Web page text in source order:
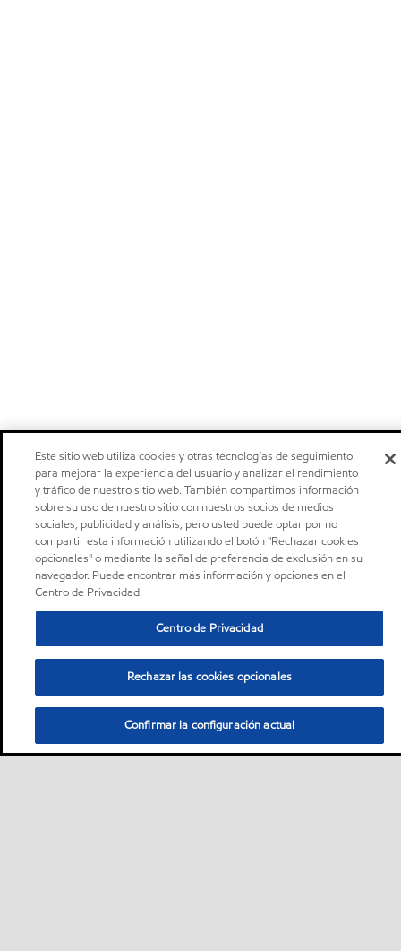
Este sitio web utiliza cookies y otras tecnologías de seguimiento
para mejorar la experiencia del usuario y analizar el rendimiento
y tráfico de nuestro sitio web. También compartimos información
sobre su uso de nuestro sitio con nuestros socios de medios
sociales, publicidad y análisis, pero usted puede optar por no
compartir esta información utilizando el botón "Rechazar cookies
opcionales" o mediante la señal de preferencia de exclusión en su
navegador. Puede encontrar más información y opciones en el
Centro de Privacidad.
Centro de Privacidad
Rechazar las cookies opcionales
Confirmar la configuración actual